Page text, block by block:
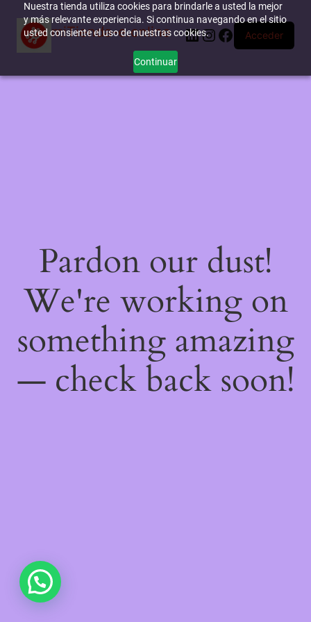
Nuestra tienda utiliza cookies para brindarle a usted la mejor
y más relevante experiencia. Si continua navegando en el sitio
usted consiente el uso de nuestras cookies.
Continuar
miTienda-e.online LinkedIn
Instagram
Facebook
Acceder
Pardon our dust!
We're working on
something amazing
— check back soon!